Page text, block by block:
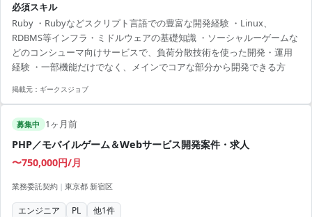
らのクラウドを使用
必須スキル
Ruby ・Rubyなどスクリプト言語での豊富な開発経験 ・Linux、
RDBMS等インフラ・ミドルウェアの基礎知識 ・ソーシャルーゲームな
どのコンシューマ向けサービスで、負荷分散技術を使った開発・運用
経験 ・一部機能だけでなく、メインでコアな部分から開発できる方
掲載元： ギークスジョブ
募集中 1ヶ月前
PHP／モバイルゲーム＆Webサービス開発案件・求人
〜750,000円/月
業務委託契約 | 東京都 新宿区
エンジニア PL 他1件